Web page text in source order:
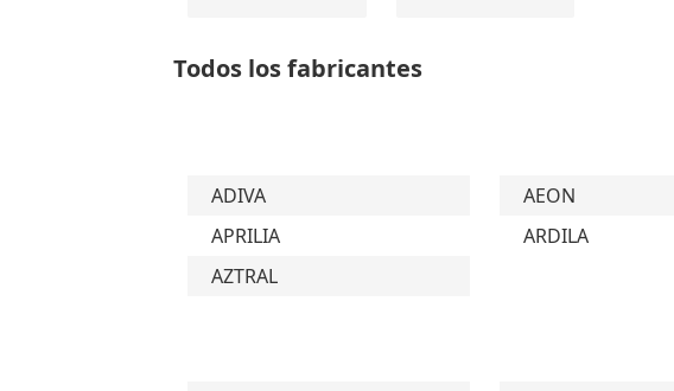
Todos los fabricantes
ADIVA
AEON
APRILIA
ARDILA
AZTRAL